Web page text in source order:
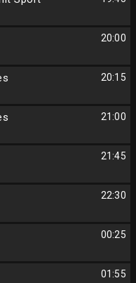
20:00
20:15
21:00
21:45
22:30
00:25
01:55